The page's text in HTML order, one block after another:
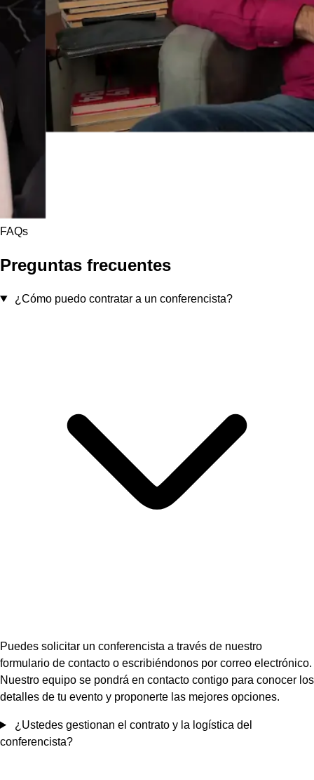
FAQs
Preguntas frecuentes
¿Cómo puedo contratar a un conferencista?
Puedes solicitar un conferencista a través de nuestro
formulario de contacto o escribiéndonos por correo electrónico.
Nuestro equipo se pondrá en contacto contigo para conocer los
detalles de tu evento y proponerte las mejores opciones.
¿Ustedes gestionan el contrato y la logística del
conferencista?